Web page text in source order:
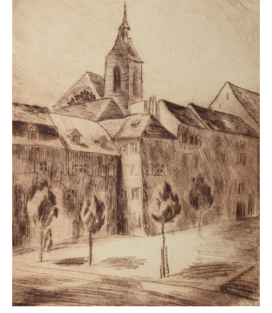
Leonhard Heinrich Hessel
George Paice
Johann Georg Strobel
Ludwig Martin Wilberg
Weitere Künstler nach 1945
Kunst 1900-1945
Walter Becker
Ernst Geitlinger
Erich Hartmann
Wilhelm von Hillern-Flinsch
Karl Otto Hy
Emma Joos
Paul Segieth